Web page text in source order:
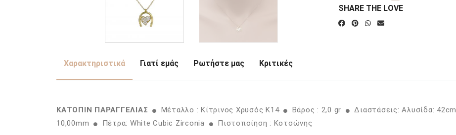
SHARE THE LOVE
Χαρακτηριστικά Γιατί εμάς Ρωτήστε μας Κριτικές
ΚΑΤΟΠΙΝ ΠΑΡΑΓΓΕΛΙΑΣ Μέταλλο : Κίτρινος Χρυσός K14 Βάρος : 2,0 gr
Διαστάσεις: Αλυσίδα:
10,00mm
Πέτρα: White Cubic Zirconia Πιστοποίηση : Κοτσώνης